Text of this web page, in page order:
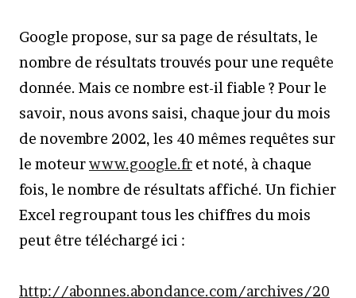
Google propose, sur sa page de résultats, le
nombre de résultats trouvés pour une requête
donnée. Mais ce nombre est-il fiable ? Pour le
savoir, nous avons saisi, chaque jour du mois
de novembre 2002, les 40 mêmes requêtes sur
le moteurwww.google.fr et noté, à chaque
fois, le nombre de résultats affiché. Un fichier
Excel regroupant tous les chiffres du mois
peut être téléchargé ici :
http://abonnes.abondance.com/archives/20